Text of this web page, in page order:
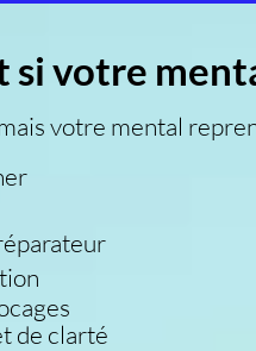
si votre
votre mental
de clarté